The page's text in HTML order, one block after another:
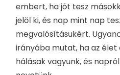
embert, ha jót tesz
jelöl ki, és nap mint nap
megvalósításukért.
irányába mutat, ha az élet
hálásak vagyunk, és